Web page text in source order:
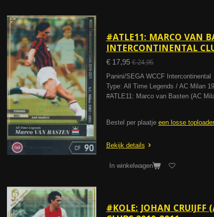
#ATLE11: MARCO VAN
INTERCONTINENTAL
€ 17,95 € 24,95
Panini/SEGA WCCF Intercontinental
Type: All Time Legends / AC Milan
#ATLE11: Marco van Basten (AC
Bestel per plaatje een losse toploader
Bekijk details
In winkelwagen
#KOLE: JOHAN CRUIJFF